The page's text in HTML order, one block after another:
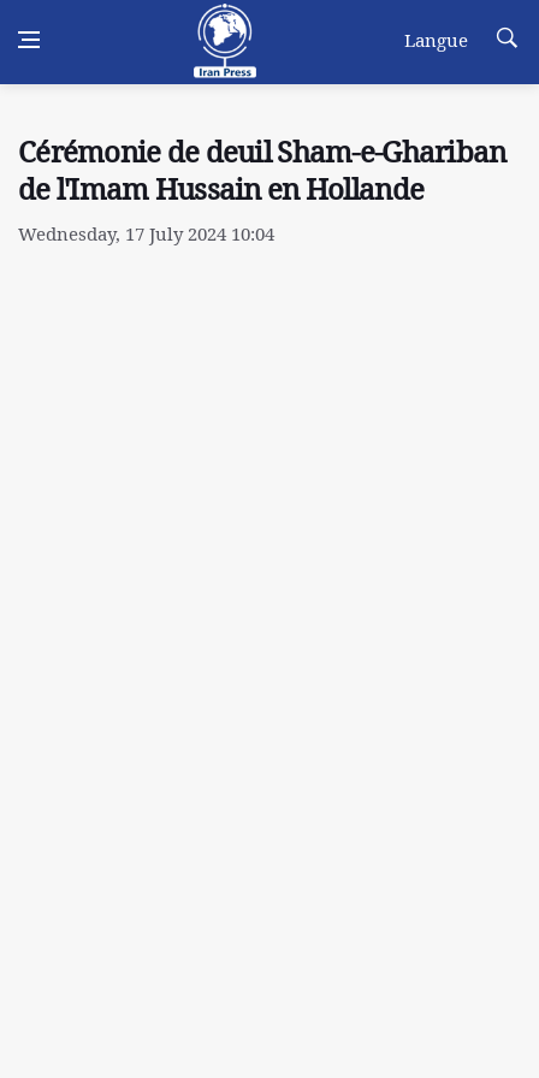
Langue
Cérémonie de deuil Sham-e-Ghariban
de l'Imam Hussain en Hollande
Wednesday, 17 July 2024 10:04